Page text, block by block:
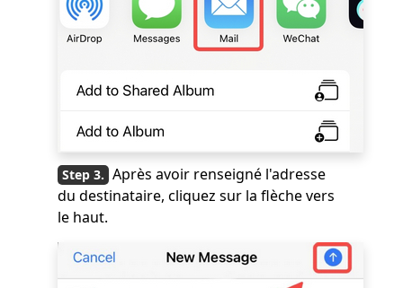
Après avoir renseigné l'adresse
du destinataire, cliquez sur la flèche vers
le haut.